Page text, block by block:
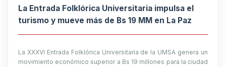
La Entrada Folklórica Universitaria impulsa el
turismo y mueve más de Bs 19 MM en La Paz
La XXXVI Entrada Folklórica Universitaria de la UMSA genera un
movimiento económico superior a Bs 19 millones para la ciudad